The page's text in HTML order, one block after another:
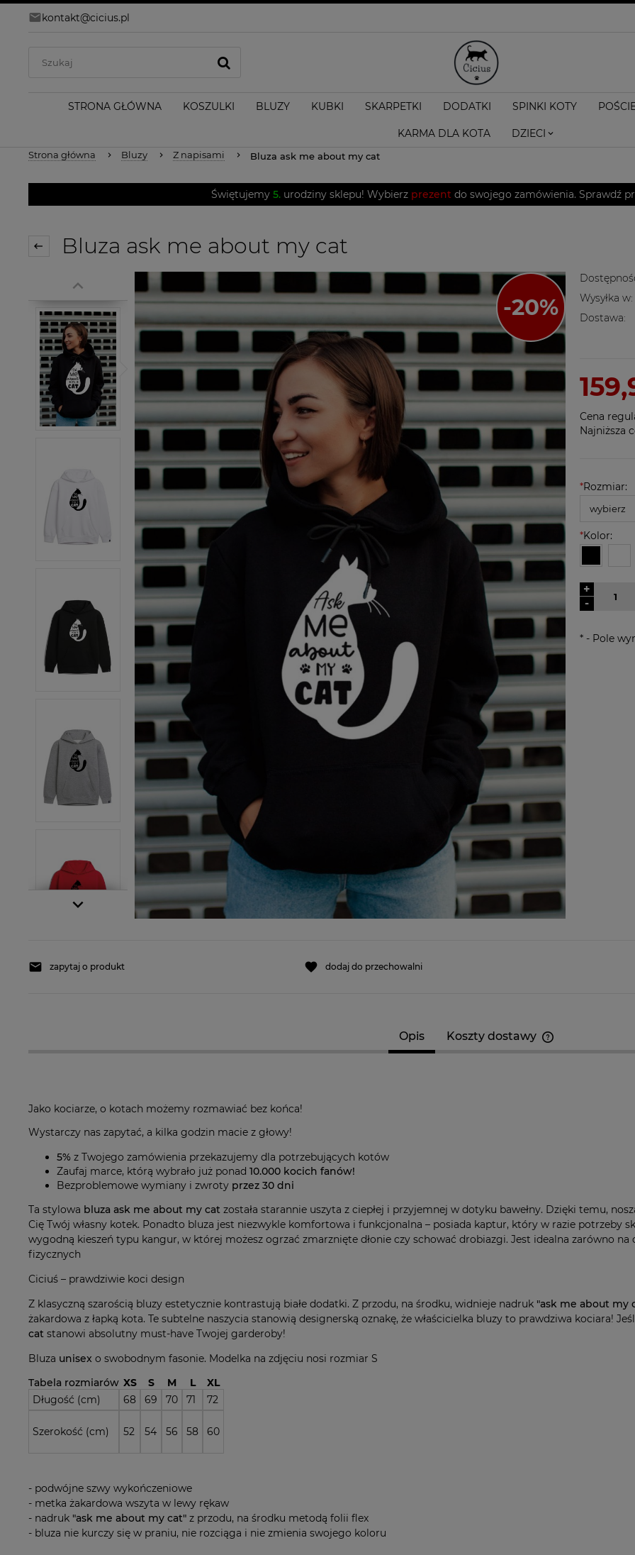
kontakt@cicius.pl
STRONA GŁÓWNA KOSZULKI BLUZY KUBKI SKARPETKI DODATKI SPINKI KOTY
KARMA DLA KOTA DZIECI
Strona główna Bluzy Z napisami Bluza ask me about my cat
Świętujemy 5. urodziny sklepu! Wybierz prezent do swojego zamówienia. Sprawdź
Bluza ask me about my cat
Wysyłka w:
Dostawa:
Cena
Najniższa
*Rozmiar:
*Kolor:
-
+
* - Pole
zapytaj o produkt dodaj do przechowalni
Opis Koszty dostawy
Jako kociarze, o kotach możemy rozmawiać bez końca!
Wystarczy nas zapytać, a kilka godzin macie z głowy!
5% z Twojego zamówienia przekazujemy dla potrzebujących kotów
Zaufaj marce, którą wybrało już ponad 10.000 kocich fanów!
Bezproblemowe wymiany i zwroty przez 30 dni
Ta stylowa bluza ask me about my cat została starannie uszyta z ciepłej i przyjemnej w dotyku bawełny. Dzięki temu,
Cię Twój własny kotek. Ponadto bluza jest niezwykle komfortowa i funkcjonalna – posiada kaptur, który w razie potrzeby
wygodną kieszeń typu kangur, w której możesz ogrzać zmarznięte dłonie czy schować drobiazgi. Jest idealna zarówno
fizycznych
Ciciuś – prawdziwie koci design
Z klasyczną szarością bluzy estetycznie kontrastują białe dodatki. Z przodu, na środku, widnieje nadruk "ask me about my
żakardowa z łapką kota. Te subtelne naszycia stanowią designerską oznakę, że właścicielka bluzy to prawdziwa kociara!
cat stanowi absolutny must-have Twojej garderoby!
Bluza unisex o swobodnym fasonie. Modelka na zdjęciu nosi rozmiar S
Tabela rozmiarów XS S M L
XL
Długość (cm)
68 69 70 71 72
Szerokość (cm) 52 54 56 58 60
- podwójne szwy wykończeniowe
- metka żakardowa wszyta w lewy rękaw
- nadruk "ask me about my cat" z przodu, na środku metodą folii flex
- bluza nie kurczy się w praniu, nie rozciąga i nie zmienia swojego koloru